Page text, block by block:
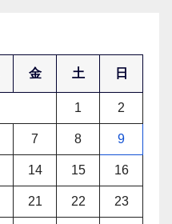
金 土 日
1 2
7 8 9
14 15 16
21 22 23